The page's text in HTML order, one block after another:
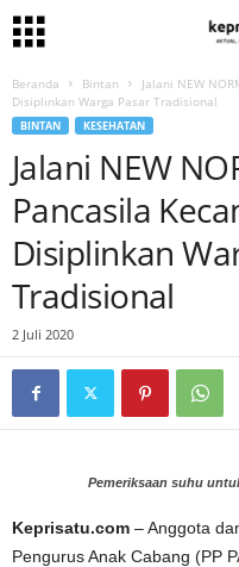
Beranda Bintan
Jalani NEW
Disiplinkan Warga Pasar Tradisional
BINTAN KESEHATAN
Jalani NEW
Pancasila
Disiplinkan
Tradisional
2 Juli 2020
Pemeriksaan suhu
Keprisatu.com – Anggota
Pengurus Anak Cabang (PP